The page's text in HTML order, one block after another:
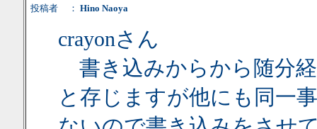
投稿者
： Hino Naoya
crayonさん
書き込みからから随分
と存じますが他にも同一